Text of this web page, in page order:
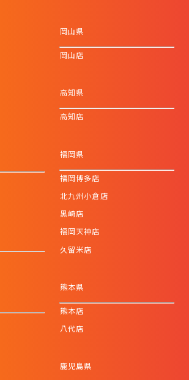
岡山県
岡山店
高知県
高知店
福岡県
福岡博多店
北九州小倉店
黒崎店
福岡天神店
久留米店
熊本県
熊本店
八代店
鹿児島県